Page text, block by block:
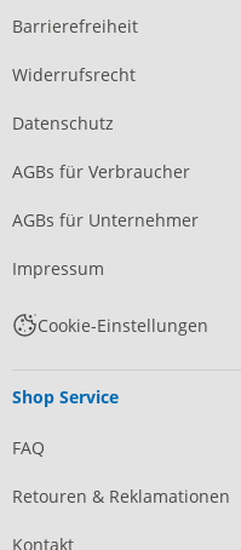
Barrierefreiheit
Widerrufsrecht
Datenschutz
AGBs für Verbraucher
AGBs für Unternehmer
Impressum
Cookie-Einstellungen
Shop Service
FAQ
Retouren & Reklamationen
Kontakt